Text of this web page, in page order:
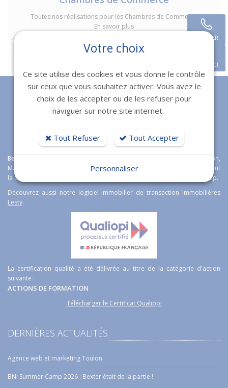
Toutes nos réalisations pour les Chambres de Commerce
En savoir plus
Bexter
à Toulon,
Marseille, Fréjus et Nice étoffe son offre boutique en ligne en proposant
la solution e-commerce open source
Wordpress et Prestashop.
Découvrez aussi notre logiciel immobilier de transaction immobilières
Lesty.
La certification qualité a été délivrée au titre de la catégorie d'action
suivante :
ACTIONS DE FORMATION
Télécharger le Certificat Qualiopi
DERNIÈRES ACTUALITÉS
Agence web et marketing Toulon
BNI Summer Camp 2026 : Bexter était de la partie !
APPELER
CONTACT
Votre choix
Ce site utilise des cookies et vous donne le contrôle
sur ceux que vous souhaitez activer. Vous avez le
choix de les accepter ou de les refuser pour
naviguer sur notre site internet.
Tout Refuser Tout Accepter
Personnaliser